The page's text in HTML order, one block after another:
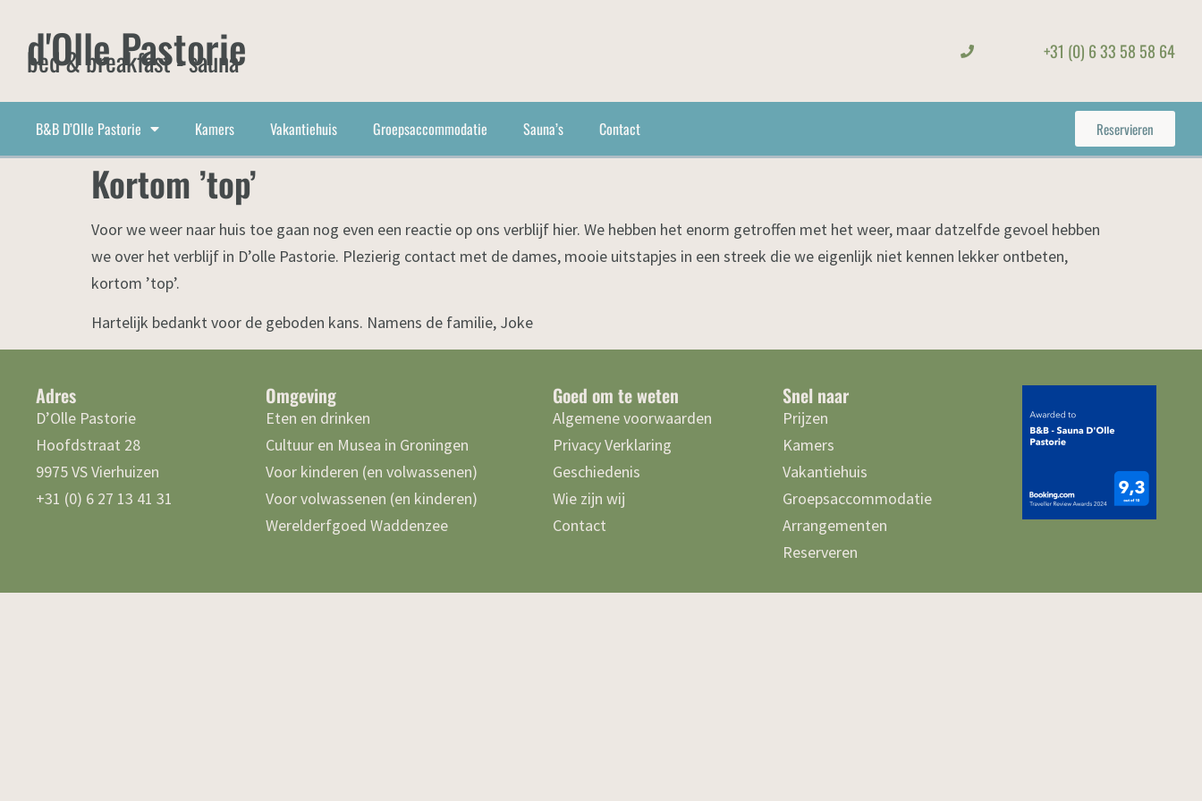
d'Olle Pastorie
bed & breakfast - sauna +31 (0) 6 33 58 58 64
B&B D’Olle Pastorie Kamers Vakantiehuis Groepsaccommodatie Sauna’s Contact Reservieren
Kortom ’top’
Voor we weer naar huis toe gaan nog even een reactie op ons verblijf hier. We hebben het enorm getroffen met het weer, maar datzelfde gevoel hebben
we over het verblijf in D’olle Pastorie. Plezierig contact met de dames, mooie uitstapjes in een streek die we eigenlijk niet kennen lekker ontbeten,
kortom ’top’.
Hartelijk bedankt voor de geboden kans. Namens de familie, Joke
Adres
D’Olle Pastorie
Hoofdstraat 28
9975 VS Vierhuizen
+31 (0) 6 27 13 41 31
Omgeving
Eten en drinken
Cultuur en Musea in Groningen
Voor kinderen (en volwassenen)
Voor volwassenen (en kinderen)
Werelderfgoed Waddenzee
Goed om te weten
Algemene voorwaarden
Privacy Verklaring
Geschiedenis
Wie zijn wij
Contact
Snel naar
Prijzen
Kamers
Vakantiehuis
Groepsaccommodatie
Arrangementen
Reserveren